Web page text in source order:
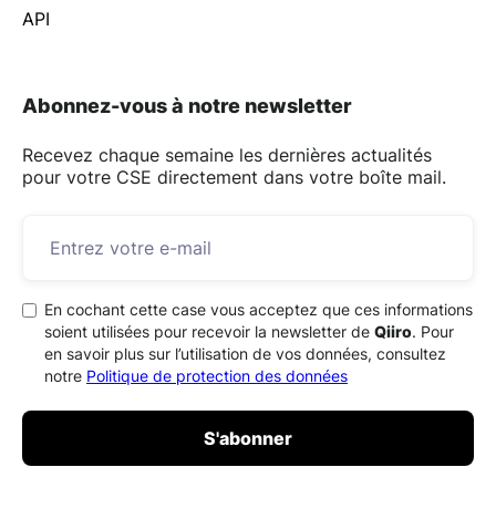
API
Abonnez-vous à notre newsletter
Recevez chaque semaine les dernières actualités
pour votre CSE directement dans votre boîte mail.
En cochant cette case vous acceptez que ces informations
soient utilisées pour recevoir la newsletter de Qiiro. Pour
en savoir plus sur l’utilisation de vos données, consultez
notre Politique de protection des données